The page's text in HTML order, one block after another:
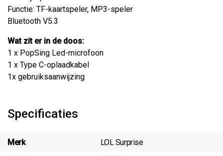
Functie: TF-kaartspeler, MP3-speler
Bluetooth V5.3
Wat zit er in de doos:
1 x PopSing Led-microfoon
1 x Type C-oplaadkabel
1x gebruiksaanwijzing
Specificaties
Merk LOL Surprise